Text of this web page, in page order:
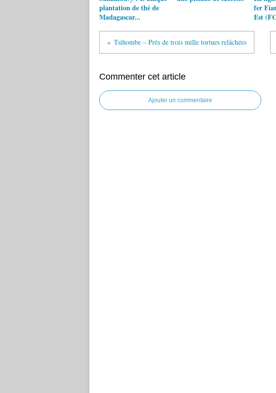
plantation de thé de
Madagascar...
fer
Est
Tsihombe – Près de trois mille tortues relâchées
Commenter cet article
Ajouter un commentaire